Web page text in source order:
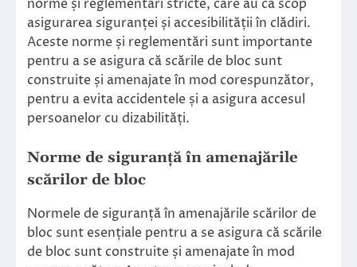
norme și reglementări stricte, care au ca scop
asigurarea siguranței și accesibilității în clădiri.
Aceste norme și reglementări sunt importante
pentru a se asigura că scările de bloc sunt
construite și amenajate în mod corespunzător,
pentru a evita accidentele și a asigura accesul
persoanelor cu dizabilități.
Norme de siguranță în amenajările
scărilor de bloc
Normele de siguranță în amenajările scărilor de
bloc sunt esențiale pentru a se asigura că scările
de bloc sunt construite și amenajate în mod